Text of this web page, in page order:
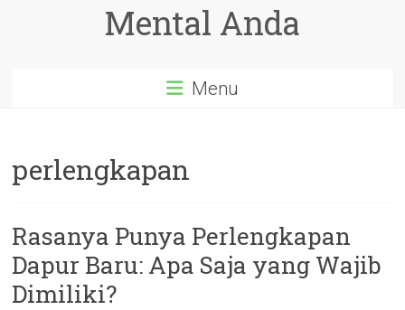
Mental Anda
Menu
perlengkapan
Rasanya Punya Perlengkapan
Dapur Baru: Apa Saja yang Wajib
Dimiliki?